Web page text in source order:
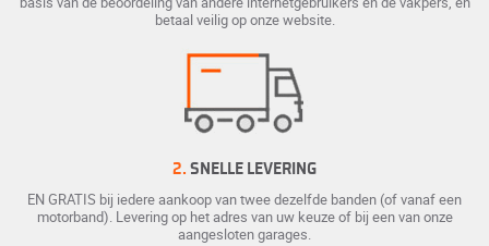
betaal veilig op onze website.
2. SNELLE LEVERING
EN GRATIS bij iedere aankoop van twee dezelfde banden (of vanaf een
motorband). Levering op het adres van uw keuze of bij een van onze
aangesloten garages.